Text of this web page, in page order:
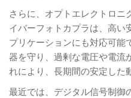
さらに、オプトエレクトロニ
イバーフォトカプラは、高い
プリケーションにも対応可能
器を守り、過剰な電圧や電流
れにより、長期間の安定した
最近では、デジタル信号制御